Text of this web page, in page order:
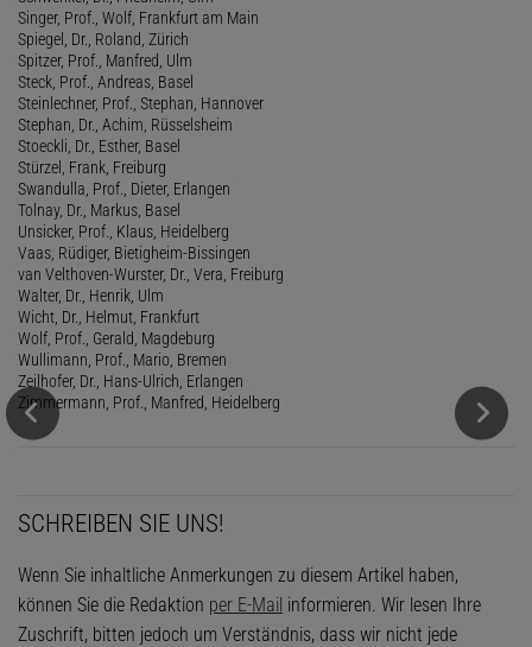
Singer, Prof., Wolf, Frankfurt am Main
Spiegel, Dr., Roland, Zürich
Spitzer, Prof., Manfred, Ulm
Steck, Prof., Andreas, Basel
Steinlechner, Prof., Stephan, Hannover
Stephan, Dr., Achim, Rüsselsheim
Stoeckli, Dr., Esther, Basel
Stürzel, Frank, Freiburg
Swandulla, Prof., Dieter, Erlangen
Tolnay, Dr., Markus, Basel
Unsicker, Prof., Klaus, Heidelberg
Vaas, Rüdiger, Bietigheim-Bissingen
van Velthoven-Wurster, Dr., Vera, Freiburg
Walter, Dr., Henrik, Ulm
Wicht, Dr., Helmut, Frankfurt
Wolf, Prof., Gerald, Magdeburg
Wullimann, Prof., Mario, Bremen
Zeilhofer, Dr., Hans-Ulrich, Erlangen
Zimmermann, Prof., Manfred, Heidelberg
SCHREIBEN SIE UNS!
Wenn Sie inhaltliche Anmerkungen zu diesem Artikel haben,
können Sie die Redaktion per E-Mail informieren. Wir lesen Ihre
Zuschrift, bitten jedoch um Verständnis, dass wir nicht jede